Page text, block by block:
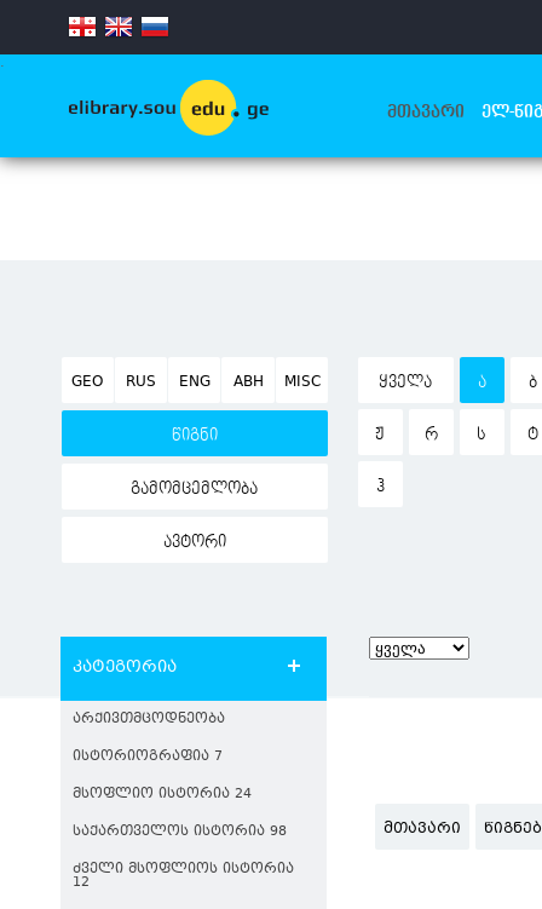
.
ᲛᲗᲐᲕᲐᲠᲘ ᲔᲚ-
GEO RUS ENG ABH MISC
წიგნი
გამომცემლობა
ავტორი
ᲧᲕᲔᲚᲐ Ა Ბ
Ჟ Რ Ს Ტ
Ჰ
კატეგორია
ᲐᲠᲥᲘᲕᲗᲛᲪᲝᲓᲜᲔᲝᲑᲐ
ᲘᲡᲢᲝᲠᲘᲝᲒᲠᲐᲤᲘᲐ 7
ᲛᲡᲝᲤᲚᲘᲝ ᲘᲡᲢᲝᲠᲘᲐ 24
ᲡᲐᲥᲐᲠᲗᲕᲔᲚᲝᲡ ᲘᲡᲢᲝᲠᲘᲐ 98
ᲫᲕᲔᲚᲘ ᲛᲡᲝᲤᲚᲘᲝᲡ ᲘᲡᲢᲝᲠᲘᲐ
12
ᲛᲗᲐᲕᲐᲠᲘ